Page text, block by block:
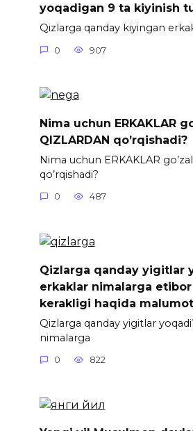
yoqadigan 9 ta kiyinish
Qizlarga qanday kiyingan
0 907
Nima uchun ERKAKLAR
QIZLARDAN qo’rqishadi?
Nima uchun ERKAKLAR
qo’rqishadi?
0 487
Qizlarga qanday yigitlar
erkaklar nimalarga
kerakligi haqida malumot
Qizlarga qanday yigitlar
nimalarga
0 822